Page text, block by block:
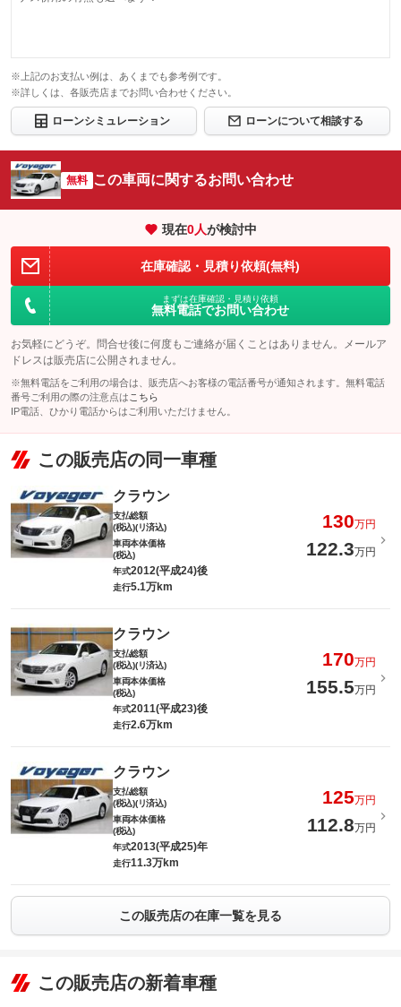
※上記のお支払い例は、あくまでも参考例です。
※詳しくは、各販売店までお問い合わせください。
ローンシミュレーション ローンについて相談する
無料 この車両に関するお問い合わせ
現在0人が検討中
在庫確認・見積り依頼(無料)
まずは在庫確認・見積り依頼
無料電話でお問い合わせ
お気軽にどうぞ。問合せ後に何度もご連絡が届くことはありません。メールア
ドレスは販売店に公開されません。
※無料電話をご利用の場合は、販売店へお客様の電話番号が通知されます。無料電話
番号ご利用の際の注意点は こちら
IP電話、ひかり電話からはご利用いただけません。
この販売店の同一車種
クラウン
支払総額
(税込)(リ済込)
130万円
車両本体価格
(税込)
122.3万円
年式2012(平成24)後
走行5.1万km
クラウン
支払総額
(税込)(リ済込)
170万円
車両本体価格
(税込)
155.5万円
年式2011(平成23)後
走行2.6万km
クラウン
支払総額
(税込)(リ済込)
125万円
車両本体価格
(税込)
112.8万円
年式2013(平成25)年
走行11.3万km
この販売店の在庫一覧を見る
この販売店の新着車種